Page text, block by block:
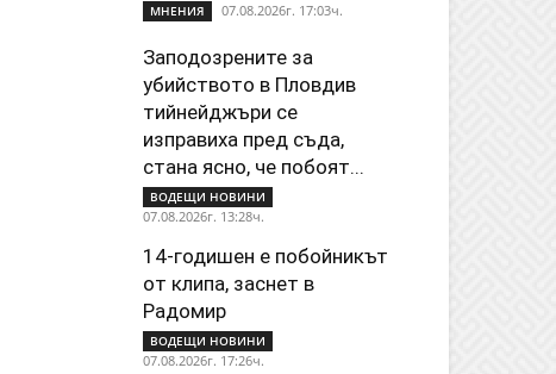
МНЕНИЯ 07.08.2026г. 17:03ч.
Заподозрените за
убийството в Пловдив
тийнейджъри се
изправиха пред съда,
стана ясно, че побоят...
ВОДЕЩИ НОВИНИ
07.08.2026г. 13:28ч.
14-годишен е побойникът
от клипа, заснет в
Радомир
ВОДЕЩИ НОВИНИ
07.08.2026г. 17:26ч.